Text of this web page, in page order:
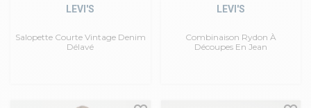
Salopette Courte Vintage Denim
Délavé
LEVI'S
Combinaison Rydon À
Découpes En Jean
LEVI'S